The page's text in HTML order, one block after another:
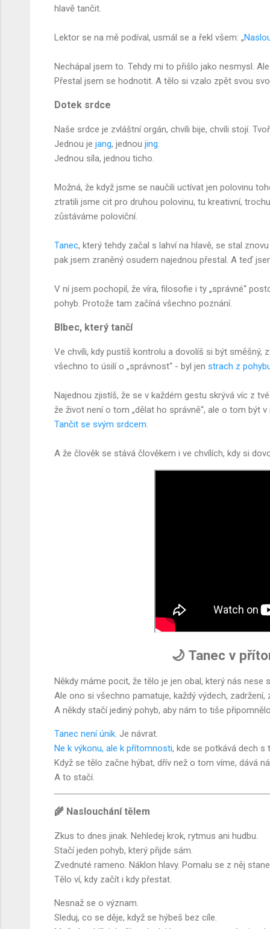
hlavě tančit.
Lektor se na mě podíval, usmál se a řekl všem: „
Nechápal jsem to. Tehdy mi to přišlo jako nesmysl.
Přestal jsem se hodnotit. A tělo si vzalo zpět svou
Dotek srdce
Naše srdce je zvláštní orgán, chvíli bije, chvíli stojí.
Jednou je jang, jednou jing
Jednou síla, jednou ticho.
Možná, že když jsme se naučili uctívat jen polovinu
ztratili jsme cit pro druhou polovinu, tu kreativní,
zůstáváme poloviční.
Tanec, který tehdy začal s lahví na hlavě, se stal
pak jsem zraněný osudem najednou přestal. A teď
V ní jsem pochopil, že víra, filosofie i ty „správné“
pohyb. Protože tam začíná všechno poznání.
Blbec, který tančí
Ve chvíli, kdy pustíš kontrolu a dovolíš si být směšný,
všechno to úsilí o „správnost“ - byl jen strach z
Najednou zjistíš, že se v každém gestu skrývá víc z
že život není o tom „dělat ho správně“, ale o tom být
Tančit se svým srdcem
A že člověk se stává člověkem i ve chvílích, kdy si
🌙 Tanec v
Někdy máme pocit, že tělo je jen obal, který nás nese
Ale ono si všechno pamatuje, každý výdech, zadržení,
A někdy stačí jediný pohyb, aby nám to tiše
Tanec není únik. Je návrat.
Ne k výkonu, ale k přítomnosti, kde se potkává dech s
Když se tělo začne hýbat, dřív než o tom víme, dává
A to stačí.
🌾 Naslouchání tělem
Zkus to dnes jinak. Nehledej krok, rytmus ani hudbu.
Stačí jeden pohyb, který přijde sám.
Zvednuté rameno. Náklon hlavy. Pomalu se z něj
Tělo ví, kdy začít i kdy přestat.
Nesnaž se o význam.
Sleduj, co se děje, když se hýbeš bez cíle.